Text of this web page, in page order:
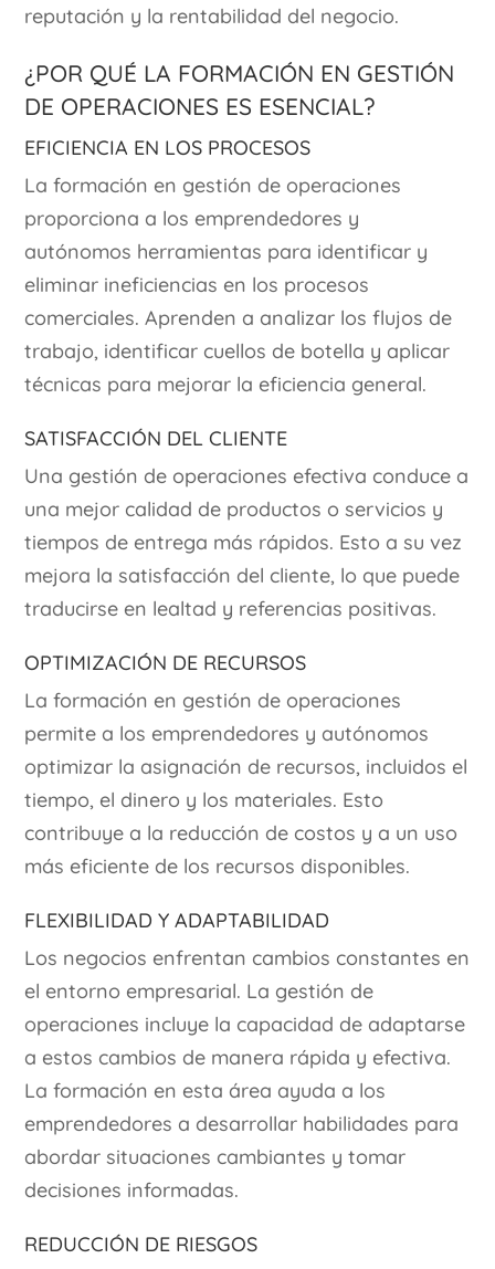
reputación y la rentabilidad del negocio.
¿Por Qué la Formación en Gestión
de Operaciones es Esencial?
Eficiencia en los Procesos
La formación en gestión de operaciones
proporciona a los emprendedores y
autónomos herramientas para identificar y
eliminar ineficiencias en los procesos
comerciales. Aprenden a analizar los flujos de
trabajo, identificar cuellos de botella y aplicar
técnicas para mejorar la eficiencia general.
Satisfacción del Cliente
Una gestión de operaciones efectiva conduce a
una mejor calidad de productos o servicios y
tiempos de entrega más rápidos. Esto a su vez
mejora la satisfacción del cliente, lo que puede
traducirse en lealtad y referencias positivas.
Optimización de Recursos
La formación en gestión de operaciones
permite a los emprendedores y autónomos
optimizar la asignación de recursos, incluidos el
tiempo, el dinero y los materiales. Esto
contribuye a la reducción de costos y a un uso
más eficiente de los recursos disponibles.
Flexibilidad y Adaptabilidad
Los negocios enfrentan cambios constantes en
el entorno empresarial. La gestión de
operaciones incluye la capacidad de adaptarse
a estos cambios de manera rápida y efectiva.
La formación en esta área ayuda a los
emprendedores a desarrollar habilidades para
abordar situaciones cambiantes y tomar
decisiones informadas.
Reducción de Riesgos